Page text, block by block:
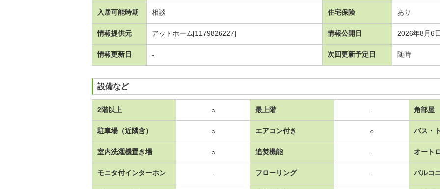
入居可能時期 相談 住宅保険 あり
情報提供元 アットホーム[1179826227] 情報公開日 2026年8月6日
情報更新日 - 次回更新予定日 随時
設備など
2階以上 ○ 最上階 - 角部屋
駐車場（近隣含） ○ エアコン付き ○ バス・
室内洗濯機置き場 ○ 追焚機能 - オート
モニタ付インターホン - フローリング - バルコ